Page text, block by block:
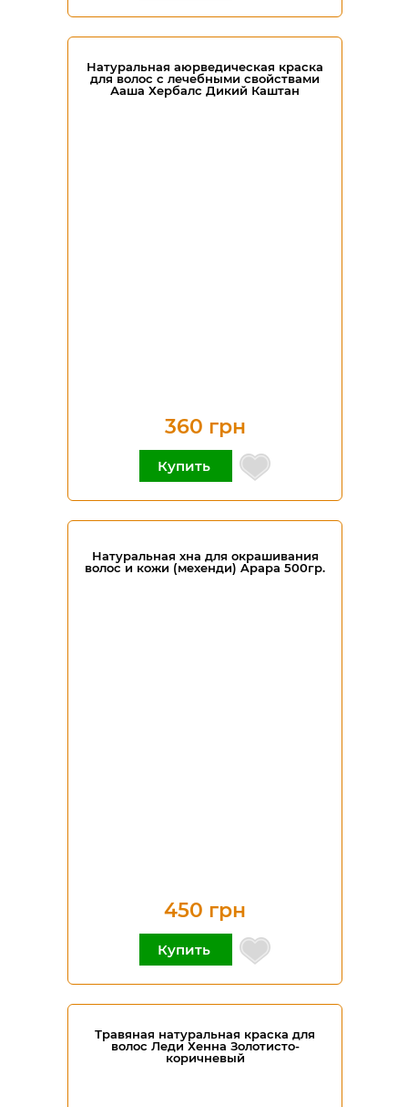
Натуральная аюрведическая краска
для волос с лечебными свойствами
Ааша Хербалс Дикий Каштан
360 грн
Купить
Натуральная хна для окрашивания
волос и кожи (мехенди) Apapa 500гр.
450 грн
Купить
Травяная натуральная краска для
волос Леди Хенна Золотисто-
коричневый